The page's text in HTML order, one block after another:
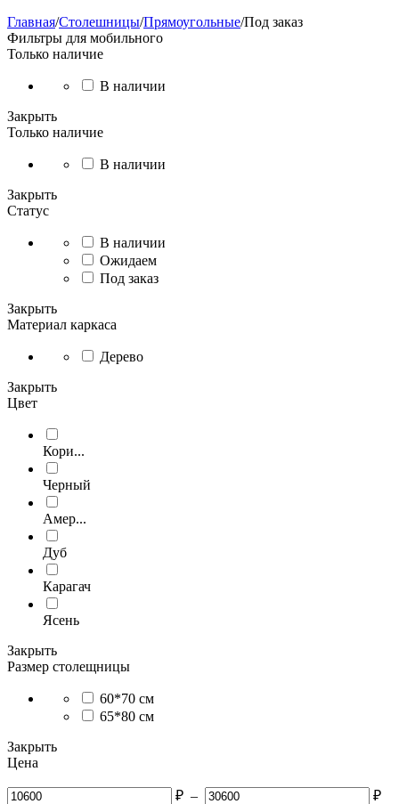
Главная/Столешницы/Прямоугольные/Под заказ
Фильтры для мобильного
Только наличие
В наличии
Закрыть
Только наличие
В наличии
Закрыть
Статус
В наличии
Ожидаем
Под заказ
Закрыть
Материал каркаса
Дерево
Закрыть
Цвет
Кори...
Черный
Амер...
Дуб
Карагач
Ясень
Закрыть
Размер столещницы
60*70 см
65*80 см
Закрыть
Цена
₽ – ₽